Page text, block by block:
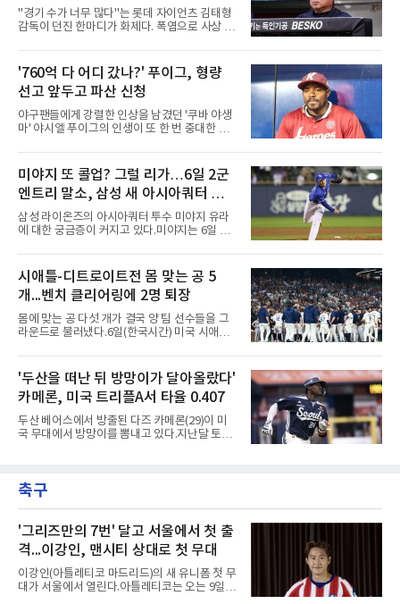
는 경기 수가 바람직
"경기 수가 너무 많다"는 롯데 자이언츠 김태형
감독이 던진 한마디가 화제다. 폭염으로 사상 초
독은 단순히 더위를 이야기하지 않았다. 우천,
폭염, 부상 등 변수가 늘어나는 현실에서 현재
팀당 144경기 체제가 과연 지속 가능한지 질문
을 던졌다.물론 144경기가 세계적으로 특별히
많은 숫자는 아니다. 메이저리그는 팀당 162경
기, 일본프로야구도 143~144경기를 치른다. 숫
자만 놓고 보면 KBO가 유난히 혹사 구조라고 말
비교하기 어려울 정도로 폭염이 길어지고 강해
지고 있다. 여기에 장마, 이
'760억 다 어디 갔나?' 푸이그, 형량
선고 앞두고 파산 신청
야구팬들에게 강렬한 인상을 남겼던 '쿠바 야생
마' 야시엘 푸이그의 인생이 또 한 번 중대한 갈
거액을 벌었던 푸이그가 연방 사건 선고를 앞두
고 파산보호를 신청했다.푸이그는 최근 미국 플
로리다 파산 법원에 챕터11 파산보호 신청을 냈
다. 챕터11은 기업이나 개인이 채권자들과 협의
를 통해 재정 구조를 재편할 수 있도록 돕는 제도
다.미 매체들에 따르면 푸이그의 자산 규모는
1000만~5000만 달러(약 146억~730억 원), 부
산 내역 등 일부 필수 자료가 빠졌다며 서류 미비
를 지적했다.관심이 쏠리는 이
미야지 또 콜업? 그럴 리가…6일 2군
엔트리 말소, 삼성 새 아시아쿼터 찾았
나
삼성 라이온즈의 아시아쿼터 투수 미야지 유라
에 대한 궁금증이 커지고 있다.미야지는 6일 퓨
으로 2군 엔트리 말소는 1군 등록, 부상 관리, 선
수단 조정 등 여러 의미가 있을 수 있다. 하지만
현재 미야지의 상황을 고려하면 단순한 1군 콜
업 준비로 보기에는 무리가 있어보인다.미야지
는 올 시즌 강력한 구위로 기대를 모았지만, 1군
무대에서는 제구 불안이 반복됐다. 빠른 공이라
는 확실한 장점을 갖고 있음에도 볼넷과 사구가
장 특성상 교체가 쉽지는 않지만, 시즌 후반 순
위 경쟁을 생각하면 불안한
시애틀-디트로이트전 몸 맞는 공 5
개...벤치 클리어링에 2명 퇴장
몸에 맞는 공 다섯 개가 결국 양 팀 선수들을 그
라운드로 불러냈다.6일(한국시간) 미국 시애틀
로이트 타이거스의 경기에서 벤치 클리어링이
벌어졌다. 난투극으로 번지지는 않았으나 좌완
게이브 스파이어와 댄 윌슨 시애틀 감독이 퇴장
당했다.발단은 선발이었다. 시애틀 브라이언 우
가 디트로이트 타자를 세 차례 맞혔다. 다만 팔꿈
치 보호대에 맞거나 변화구에 발이 스치는 수준
이어서 치명적이지는 않았다.분위기는 그다음에
리를 맞혔다. 토레스와 시애틀 포수 칼 롤리가 말
을 주고받자 AJ 힌치 디
'두산을 떠난 뒤 방망이가 달아올랐다'
카메론, 미국 트리플A서 타율 0.407
두산 베어스에서 방출된 다즈 카메론(29)이 미
국 무대에서 방망이를 뽐내고 있다.지난달 토론
고 있다.수치가 압도적이다. 트리플A 15경기에
서 타율 0.407(54타수 22안타), 2홈런, 10타점,
15경기 중 14경기에서 안타를 만들었고 최근 7
경기 연속 안타도 이어갔다.6일(한국시간) 노퍽
타이즈전에서도 4타수 3안타 2득점을 올렸다.
2-6으로 뒤진 9회말 1사에서 좌전 안타로 발판
을 놓았고, 버펄로는 이 회에만 5점을 뽑아 7-6
역전승을 거뒀다.한국에서의 성적도
축구
'그리즈만의 7번' 달고 서울에서 첫 출
격...이강인, 맨시티 상대로 첫 무대
이강인(아틀레티코 마드리드)의 새 유니폼 첫 무
대가 서울에서 열린다.아틀레티코는 오는 9일